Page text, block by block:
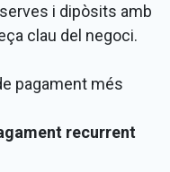
i dipòsits amb
clau del negoci.
pagament més
recurrent